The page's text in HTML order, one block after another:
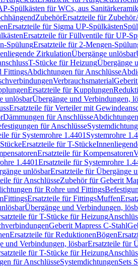
Spülkästen für WCs, aus Sanitärkeramik
ZubehörErsatzteile für Zubehör
Ersatzteile für Sigma UP-Spülkästen
Ersatzteile für Füllventile für UP-
SpülungErsatzteile für 2-Mengen-
ZirkulationÜbergänge unlösbar
T-Stücke für HeizungÜbergänge
FittingsAbdichtungen für Anschlüsse
Verbrauchsmaterial
Ersatzteile für Kupplungen
unlösbarÜbergänge und Verbindungen,
Ersatzteile für Verteiler mit
Dämmungen für Anschlüsse
für Anschlüsse
für Systemrohre 1.4401 Systemrohre
Ersatzteile für T-Stücke
Ersatzteile für Kompensatoren
1.4401Ersatzteile für Systemrohre
unlösbarErsatzteile für Übergänge
für AnschlüsseZubehör für Geberit
für Rohre und Fittings
FittingsErsatzteile für FittingsMuffen
Übergänge und Verbindungen,
für T-Stücke für Heizung
Geberit Mapress C-Stahl
Ersatzteile für ReduktionenBögen
und Verbindungen, lösbarErsatzteile für
für T-Stücke für Heizung
für AnschlüsseSystemdichtungenSets